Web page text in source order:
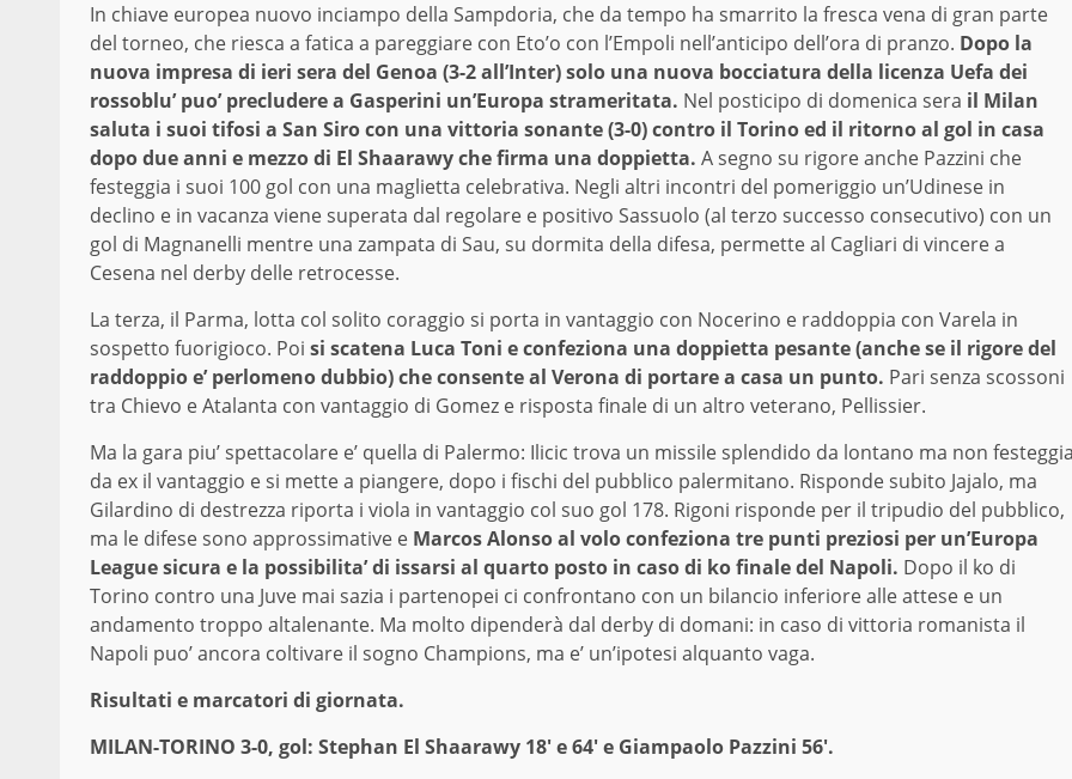
In chiave europea nuovo inciampo della Sampdoria, che da tempo ha smarrito la fresca vena di gran parte
del torneo, che riesca a fatica a pareggiare con Eto’o con l’Empoli nell’anticipo dell’ora di pranzo. Dopo la
nuova impresa di ieri sera del Genoa (3-2 all’Inter) solo una nuova bocciatura della licenza Uefa dei
rossoblu’ puo’ precludere a Gasperini un’Europa strameritata. Nel posticipo di domenica sera il Milan
saluta i suoi tifosi a San Siro con una vittoria sonante (3-0) contro il Torino ed il ritorno al gol in casa
dopo due anni e mezzo di El Shaarawy che firma una doppietta. A segno su rigore anche Pazzini che
festeggia i suoi 100 gol con una maglietta celebrativa. Negli altri incontri del pomeriggio un’Udinese in
declino e in vacanza viene superata dal regolare e positivo Sassuolo (al terzo successo consecutivo) con un
gol di Magnanelli mentre una zampata di Sau, su dormita della difesa, permette al Cagliari di vincere a
Cesena nel derby delle retrocesse.
La terza, il Parma, lotta col solito coraggio si porta in vantaggio con Nocerino e raddoppia con Varela in
sospetto fuorigioco. Poi si scatena Luca Toni e confeziona una doppietta pesante (anche se il rigore del
raddoppio e’ perlomeno dubbio) che consente al Verona di portare a casa un punto. Pari senza scossoni
tra Chievo e Atalanta con vantaggio di Gomez e risposta finale di un altro veterano, Pellissier.
Ma la gara piu’ spettacolare e’ quella di Palermo: Ilicic trova un missile splendido da lontano ma non
da ex il vantaggio e si mette a piangere, dopo i fischi del pubblico palermitano. Risponde subito Jajalo, ma
Gilardino di destrezza riporta i viola in vantaggio col suo gol 178. Rigoni risponde per il tripudio del pubblico,
ma le difese sono approssimative e Marcos Alonso al volo confeziona tre punti preziosi per un’Europa
League sicura e la possibilita’ di issarsi al quarto posto in caso di ko finale del Napoli. Dopo il ko di
Torino contro una Juve mai sazia i partenopei ci confrontano con un bilancio inferiore alle attese e un
andamento troppo altalenante. Ma molto dipenderà dal derby di domani: in caso di vittoria romanista il
Napoli puo’ ancora coltivare il sogno Champions, ma e’ un’ipotesi alquanto vaga.
Risultati e marcatori di giornata.
MILAN-TORINO 3-0, gol: Stephan El Shaarawy 18′ e 64′ e Giampaolo Pazzini 56′.